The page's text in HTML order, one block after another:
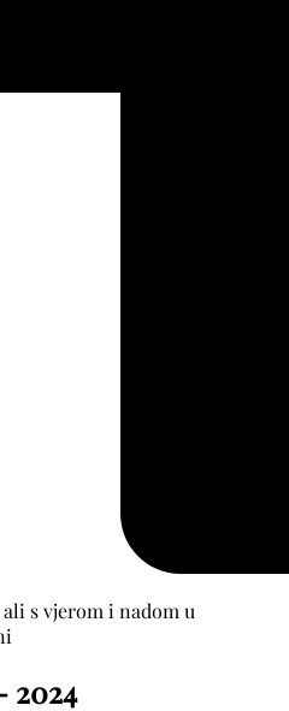
s vjerom i nadom u
2024